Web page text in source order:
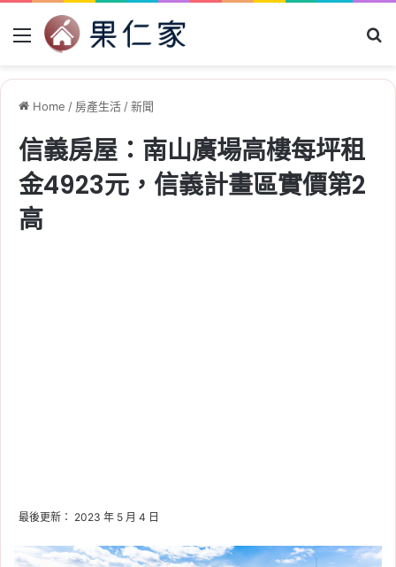
Menu
Home / 房產生活/新聞
信義房屋：南山廣場高樓每坪租
金4923元，信義計畫區實價第2
高
最後更新： 2023 年 5 月 4 日